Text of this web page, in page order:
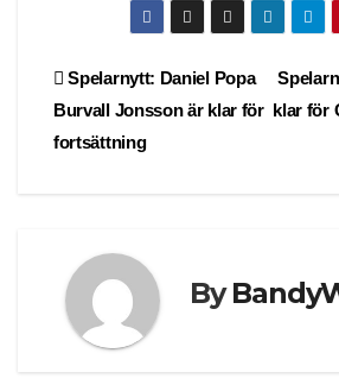
Post
navigation
klar för
Spelarnytt: Daniel Popa
Burvall Jonsson är klar för
fortsättning
By